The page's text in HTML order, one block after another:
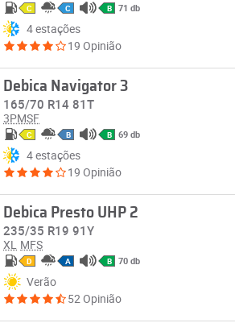
C C B 71 db
4 estações
19 Opinião
Debica Navigator 3
165/70 R14 81T
3PMSF
C B B 69 db
4 estações
19 Opinião
Debica Presto UHP 2
235/35 R19 91Y
XL MFS
D A B 70 db
Verão
52 Opinião